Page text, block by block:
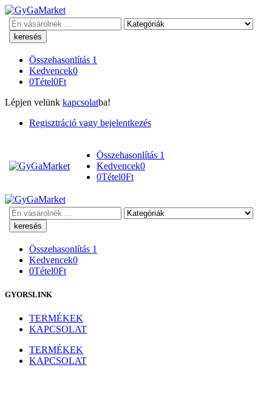
Keresés
Összehasonlítás 1
Kedvencek0
0Tétel0Ft
Lépjen velünk kapcsolatba!
Regisztráció vagy bejelentkezés
Összehasonlítás 1
Kedvencek0
0Tétel0Ft
Keresés
Összehasonlítás 1
Kedvencek0
0Tétel0Ft
GYORSLINK
TERMÉKEK
KAPCSOLAT
TERMÉKEK
KAPCSOLAT